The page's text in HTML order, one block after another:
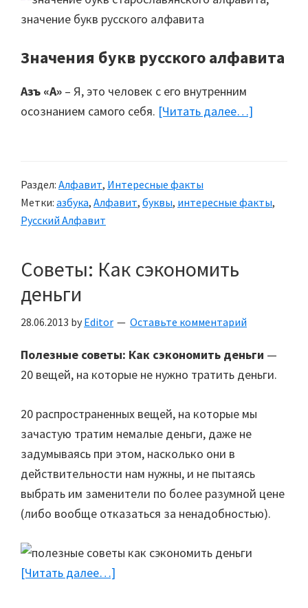
Значения букв русского алфавита
Азъ «А» – Я, это человек с его внутренним
осознанием самого себя. [Читать далее…]
чем
Раздел: Алфавит, Интересные факты
Метки: азбука, Алфавит, буквы, интересные факты,
Русский Алфавит
Советы: Как сэкономить
деньги
28.06.2013 by Editor Оставьте комментарий
Полезные советы: Как сэкономить деньги —
20 вещей, на которые не нужно тратить деньги.
20 распространенных вещей, на которые мы
зачастую тратим немалые деньги, даже не
задумываясь при этом, насколько они в
действительности нам нужны, и не пытаясь
выбрать им заменители по более разумной цене
(либо вообще отказаться за ненадобностью).
[Читать далее…]